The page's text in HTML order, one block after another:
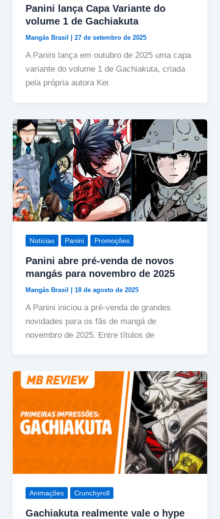
Panini lança Capa Variante do
volume 1 de Gachiakuta
Mangás Brasil 27 de setembro de 2025
A Panini lança em outubro de 2025 uma capa
variante do volume 1 de Gachiakuta, criada
pela própria autora Kei
Notícias Panini Promoções
Panini abre pré-venda de novos
mangás para novembro de 2025
Mangás Brasil 18 de agosto de 2025
A Panini iniciou a pré-venda de grandes
novidades para os fãs de mangá de
novembro de 2025. Entre títulos de
Animações Crunchyroll
Gachiakuta realmente vale o hype